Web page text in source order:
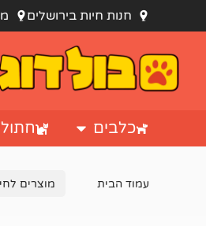
חנות חיות בירושלים
כלבים
עמוד הבית מוצרים